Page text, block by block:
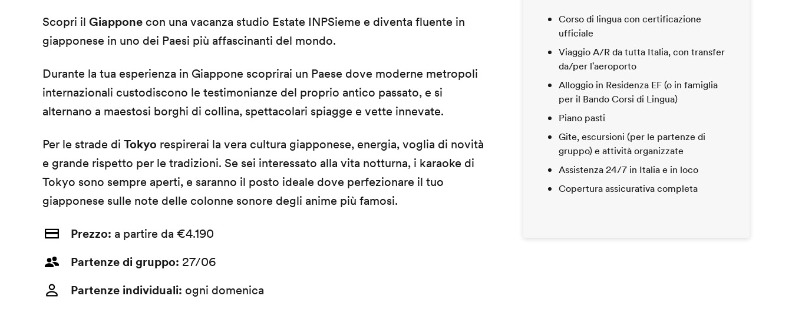
Scopri il Giappone con una vacanza studio Estate INPSieme e diventa fluente in
giapponese in uno dei Paesi più affascinanti del mondo.
Durante la tua esperienza in Giappone scoprirai un Paese dove moderne metropoli
internazionali custodiscono le testimonianze del proprio antico passato, e si
alternano a maestosi borghi di collina, spettacolari spiagge e vette innevate.
Per le strade di Tokyo respirerai la vera cultura giapponese, energia, voglia di novità
e grande rispetto per le tradizioni. Se sei interessato alla vita notturna, i karaoke di
Tokyo sono sempre aperti, e saranno il posto ideale dove perfezionare il tuo
giapponese sulle note delle colonne sonore degli anime più famosi.
Prezzo: a partire da €4.190
Partenze di gruppo: 27/06
Partenze individuali: ogni domenica
Corso di lingua con certificazione
ufficiale
Viaggio A/R da tutta Italia, con transfer
da/per l'aeroporto
Alloggio in Residenza EF (o in famiglia
per il Bando Corsi di Lingua)
Piano pasti
Gite, escursioni (per le partenze di
gruppo) e attività organizzate
Assistenza 24/7 in Italia e in loco
Copertura assicurativa completa